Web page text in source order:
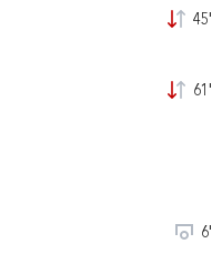
45'
61'
6'